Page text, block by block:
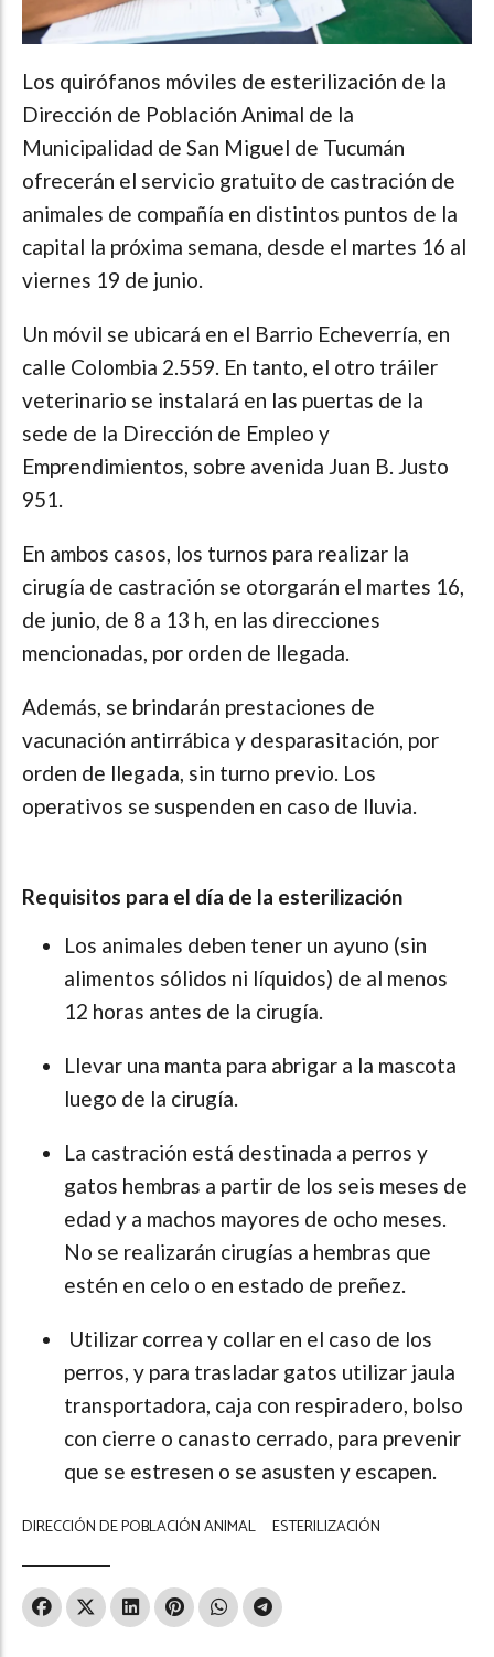
Los quirófanos móviles de esterilización de la
Dirección de Población Animal de la
Municipalidad de San Miguel de Tucumán
ofrecerán el servicio gratuito de castración de
animales de compañía en distintos puntos de la
capital la próxima semana, desde el martes 16 al
viernes 19 de junio.
Un móvil se ubicará en el Barrio Echeverría, en
calle Colombia 2.559. En tanto, el otro tráiler
veterinario se instalará en las puertas de la
sede de la Dirección de Empleo y
Emprendimientos, sobre avenida Juan B. Justo
951.
En ambos casos, los turnos para realizar la
cirugía de castración se otorgarán el martes 16,
de junio, de 8 a 13 h, en las direcciones
mencionadas, por orden de llegada.
Además, se brindarán prestaciones de
vacunación antirrábica y desparasitación, por
orden de llegada, sin turno previo. Los
operativos se suspenden en caso de lluvia.
Requisitos para el día de la esterilización
Los animales deben tener un ayuno (sin
alimentos sólidos ni líquidos) de al menos
12 horas antes de la cirugía.
Llevar una manta para abrigar a la mascota
luego de la cirugía.
La castración está destinada a perros y
gatos hembras a partir de los seis meses de
edad y a machos mayores de ocho meses.
No se realizarán cirugías a hembras que
estén en celo o en estado de preñez.
Utilizar correa y collar en el caso de los
perros, y para trasladar gatos utilizar jaula
transportadora, caja con respiradero, bolso
con cierre o canasto cerrado, para prevenir
que se estresen o se asusten y escapen.
DIRECCIÓN DE POBLACIÓN ANIMAL ESTERILIZACIÓN